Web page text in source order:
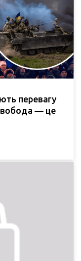
перевагу
— це